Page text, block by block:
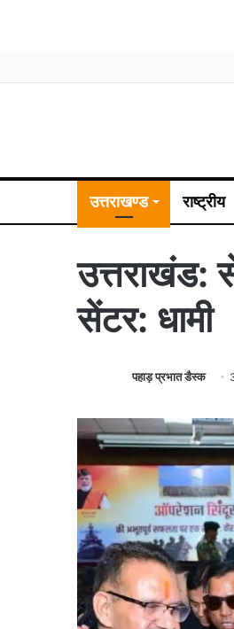
उत्तराखण्ड राष्ट्रीय
उत्तराखंड:
सेंटर: धामी
पहाड़ प्रभात डैस्क